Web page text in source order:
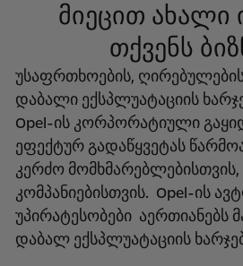
მიეცით ახალი
თქვენს
უსაფრთხოების,
დაბალი ექსპლუატაციის
Opel-ის კორპორატიული
ეფექტურ გადაწყვეტას
კერძო მომხმარებლებისთვის,
კომპანიებისთვის. Opel-ის
უპირატესობები აერთიანებს
დაბალ ექსპლუატაციის